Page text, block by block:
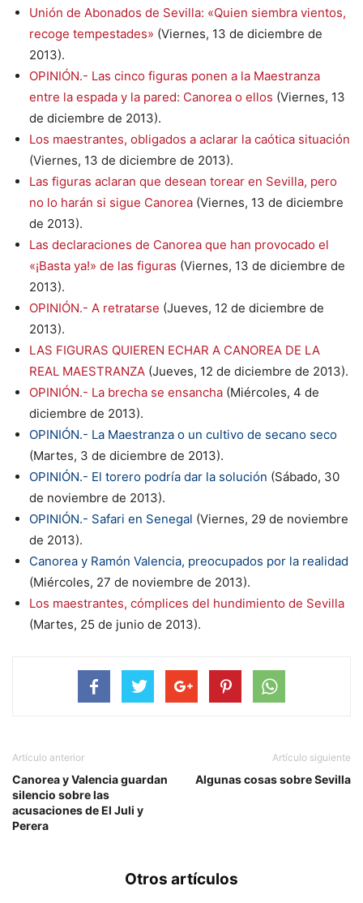
Unión de Abonados de Sevilla: «Quien siembra vientos,
recoge tempestades» (Viernes, 13 de diciembre de
2013).
OPINIÓN.- Las cinco figuras ponen a la Maestranza
entre la espada y la pared: Canorea o ellos (Viernes, 13
de diciembre de 2013).
Los maestrantes, obligados a aclarar la caótica situación
(Viernes, 13 de diciembre de 2013).
Las figuras aclaran que desean torear en Sevilla, pero
no lo harán si sigue Canorea (Viernes, 13 de diciembre
de 2013).
Las declaraciones de Canorea que han provocado el
«¡Basta ya!» de las figuras (Viernes, 13 de diciembre de
2013).
OPINIÓN.- A retratarse (Jueves, 12 de diciembre de
2013).
LAS FIGURAS QUIEREN ECHAR A CANOREA DE LA
REAL MAESTRANZA (Jueves, 12 de diciembre de 2013).
OPINIÓN.- La brecha se ensancha (Miércoles, 4 de
diciembre de 2013).
OPINIÓN.- La Maestranza o un cultivo de secano seco
(Martes, 3 de diciembre de 2013).
OPINIÓN.- El torero podría dar la solución (Sábado, 30
de noviembre de 2013).
OPINIÓN.- Safari en Senegal (Viernes, 29 de noviembre
de 2013).
Canorea y Ramón Valencia, preocupados por la realidad
(Miércoles, 27 de noviembre de 2013).
Los maestrantes, cómplices del hundimiento de Sevilla
(Martes, 25 de junio de 2013).
Artículo anterior
Canorea y Valencia guardan
silencio sobre las
acusaciones de El Juli y
Perera
Artículo siguiente
Algunas cosas sobre Sevilla
Otros artículos